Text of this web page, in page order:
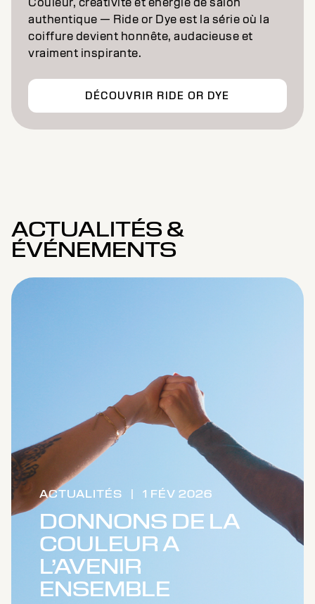
authentique — Ride or Dye est la série où la
coiffure devient honnête, audacieuse et
vraiment inspirante.
DÉCOUVRIR RIDE OR DYE
ACTUALITÉS &
ÉVÉNEMENTS
ACTUALITÉS 1 FÉV 2026
DONNONS DE LA
COULEUR A
L’AVENIR
ENSEMBLE